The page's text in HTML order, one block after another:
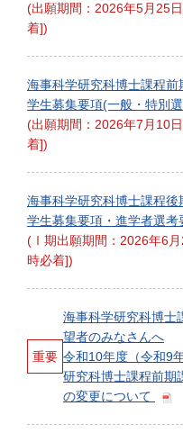
(出願期間：2026年5月25
着])
海事科学研究科博士課程前
学生募集要項(一般・特別
(出願期間：2026年7月10
着])
海事科学研究科博士課程後
学生募集要項・進学者選考
(Ⅰ期出願期間：2026年6
時必着])
重要
海事科学研究科博士
望者のみなさんへ
令和10年度（令和9
研究科博士課程前期
の変更について